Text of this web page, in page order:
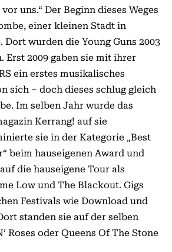
uns.“ Der Beginn dieses Weges
einer kleinen Stadt in
wurden die Young Guns 2003
Erst 2009 gaben sie mit ihrer
ein erstes musikalisches
sich – doch dieses schlug gleich
Im selben Jahr wurde das
Kerrang! auf sie
sie in der Kategorie „Best
beim hauseigenen Award und
die hauseigene Tour als
Low und The Blackout. Gigs
Festivals wie Download und
standen sie auf der selben
Roses oder Queens Of The Stone